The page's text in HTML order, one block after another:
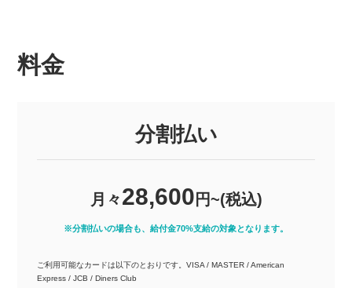
料金
分割払い
月々28,600 円~(税込)
※分割払いの場合も、給付金70%支給の対象となります。
ご利用可能なカードは以下のとおりです。VISA / MASTER / American
Express / JCB / Diners Club